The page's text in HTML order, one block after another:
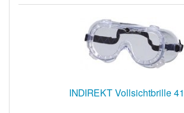
INDIREKT Vollsichtbrille